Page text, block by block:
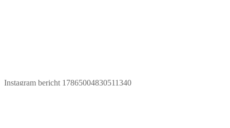
Instagram bericht 17865004830511340